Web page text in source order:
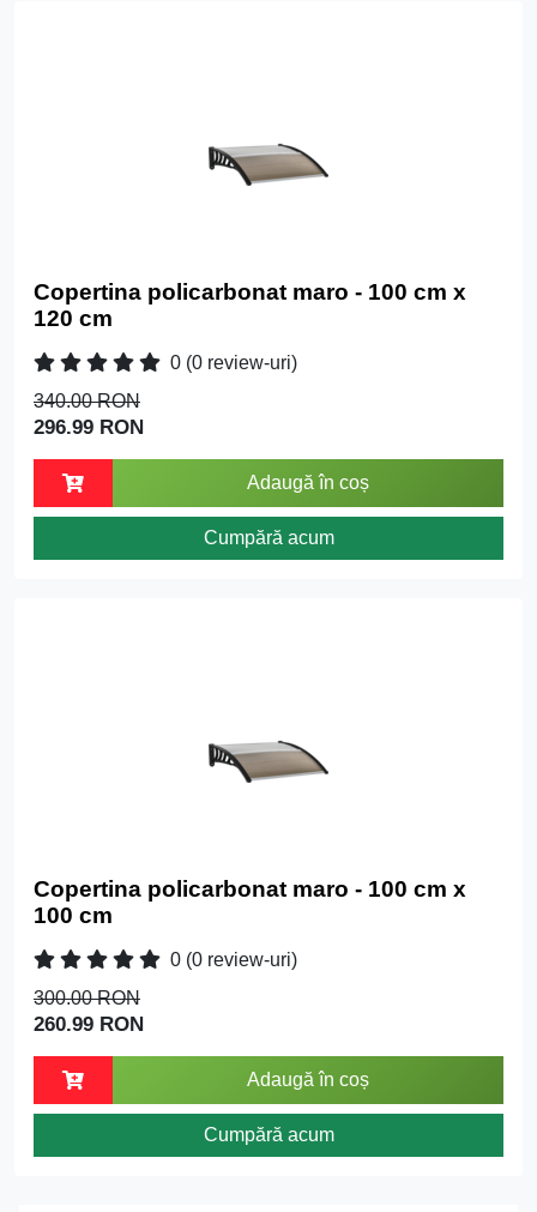
Copertina policarbonat maro - 100 cm x
120 cm
0 (0 review-uri)
340.00 RON
296.99 RON
Adaugă în coș
Cumpără acum
Copertina policarbonat maro - 100 cm x
100 cm
0 (0 review-uri)
300.00 RON
260.99 RON
Adaugă în coș
Cumpără acum